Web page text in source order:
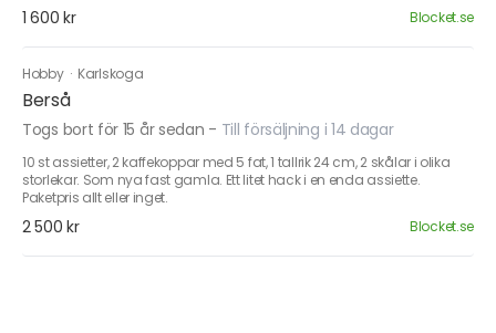
1 600 kr Blocket.se
Hobby · Karlskoga
Berså
Togs bort för 15 år sedan - Till försäljning i 14 dagar
10 st assietter, 2 kaffekoppar med 5 fat, 1 tallrik 24 cm, 2 skålar i olika
storlekar. Som nya fast gamla. Ett litet hack i en enda assiette.
Paketpris allt eller inget.
2 500 kr Blocket.se